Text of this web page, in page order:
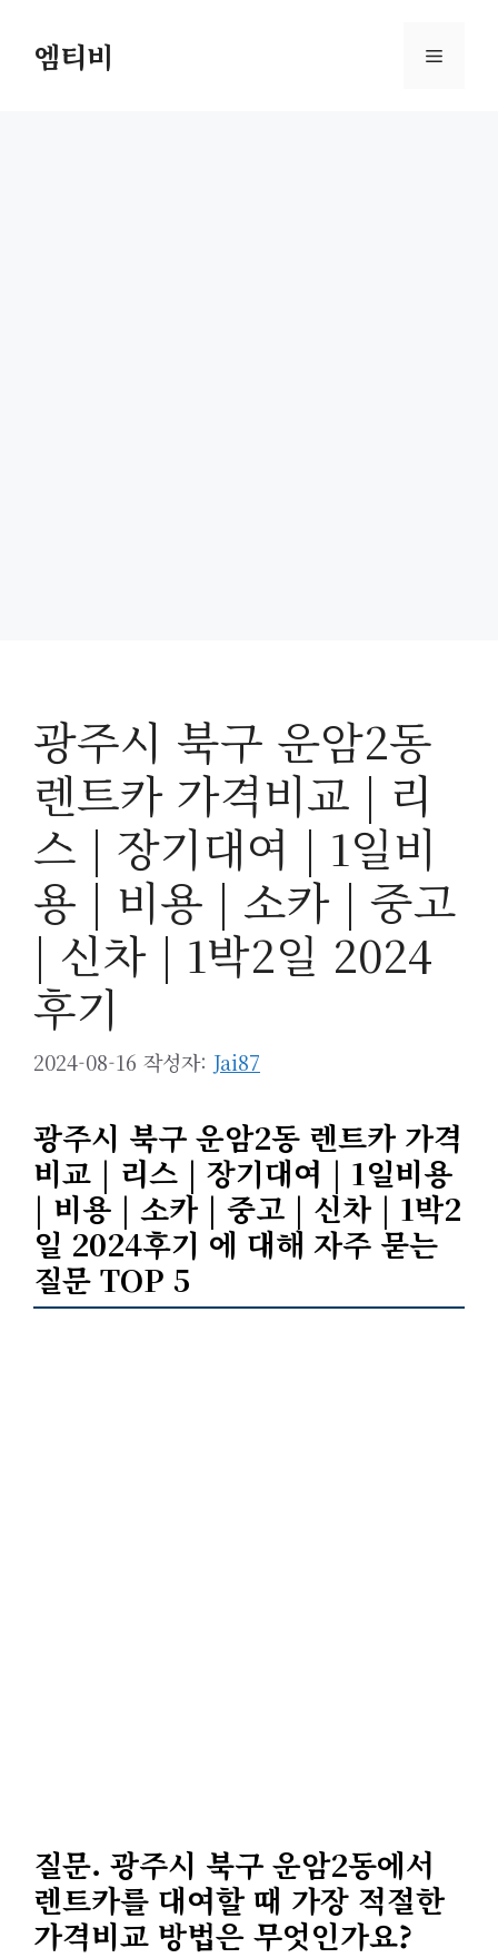
엠티비 메
광주시 북구 운암2동
렌트카 가격비교 | 리
스 | 장기대여 | 1일비
용 | 비용 | 소카 | 중고
| 신차 | 1박2일 2024
후기
2024-08-16 작성자: Jai87
광주시 북구 운암2동 렌트카 가격
비교 | 리스 | 장기대여 | 1일비용
| 비용 | 소카 | 중고 | 신차 | 1박2
일 2024후기 에 대해 자주 묻는
질문 TOP 5
질문. 광주시 북구 운암2동에서
렌트카를 대여할 때 가장 적절한
가격비교 방법은 무엇인가요?